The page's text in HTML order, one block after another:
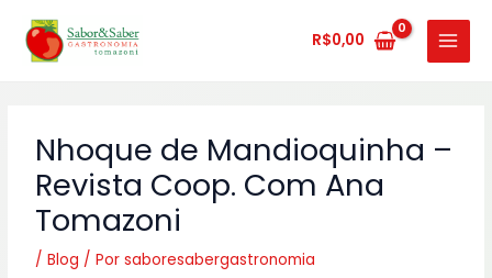
para
R$0,00
MAIN
MENU
Nhoque de Mandioquinha –
Revista Coop. Com Ana
Tomazoni
/Blog / Porsaboresabergastronomia